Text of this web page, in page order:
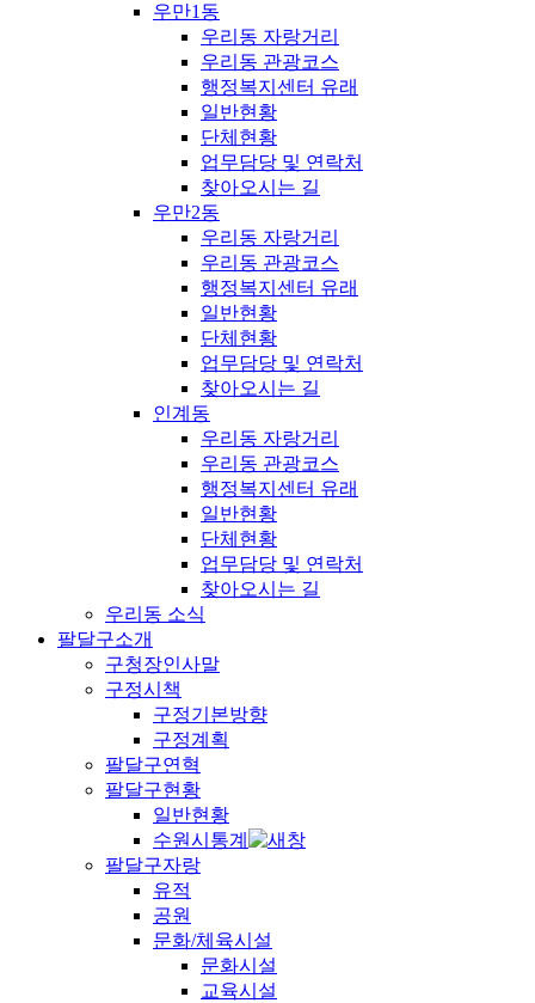
우만1동
우리동 자랑거리
우리동 관광코스
행정복지센터 유래
일반현황
단체현황
업무담당 및 연락처
찾아오시는 길
우만2동
우리동 자랑거리
우리동 관광코스
행정복지센터 유래
일반현황
단체현황
업무담당 및 연락처
찾아오시는 길
인계동
우리동 자랑거리
우리동 관광코스
행정복지센터 유래
일반현황
단체현황
업무담당 및 연락처
찾아오시는 길
우리동 소식
팔달구소개
구청장인사말
구정시책
구정기본방향
구정계획
팔달구연혁
팔달구현황
일반현황
수원시통계
팔달구자랑
유적
공원
문화/체육시설
문화시설
교육시설